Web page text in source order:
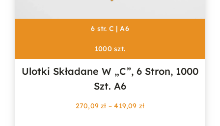
6 str. C | A6
1000 szt.
Ulotki Składane W „c”, 6 Stron, 1000
Szt. A6
270,09zł – 419,09 złZakres